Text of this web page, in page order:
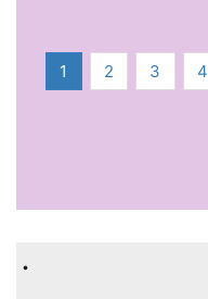
1 2 3 4
.